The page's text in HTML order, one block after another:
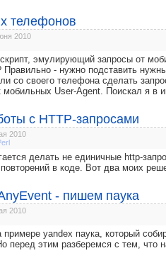
телефонов
2010
эмулирующий запросы от
- нужно подставить
со своего телефона сделать
мобильных User-Agent. Поискал я в
с HTTP-запросами
2010
делать не единичные http-
в коде. Вот два моих
- пишем паука
2010
yandex паука, который
перед этим разберемся с тем, что